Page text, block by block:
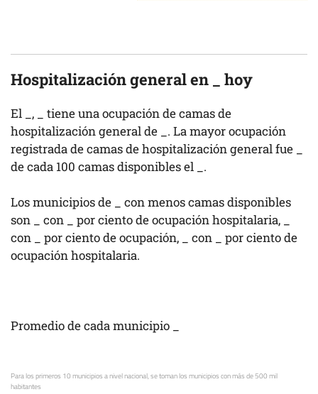
Hospitalización general en hoy
El ,
tiene una ocupación de camas de
hospitalización general de
. La mayor ocupación
registrada de camas de hospitalización general fue
de cada 100 camas disponibles el
.
Los municipios de
con menos camas disponibles
son
con por ciento de ocupación hospitalaria,
con
por ciento de ocupación, con
por ciento de
ocupación hospitalaria.
Promedio de cada municipio
Para los primeros 10 municipios a nivel nacional, se toman los municipios con más de 500 mil
habitantes